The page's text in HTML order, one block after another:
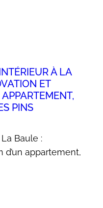
À LA
ET
PINS
Baule :
appartement,